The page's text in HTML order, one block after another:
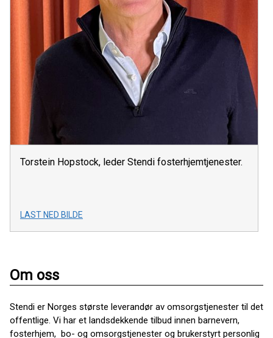
Torstein Hopstock, leder Stendi fosterhjemtjenester.
LAST NED BILDE
Om oss
Stendi er Norges største leverandør av omsorgstjenester til det
offentlige. Vi har et landsdekkende tilbud innen barnevern,
fosterhjem, bo- og omsorgstjenester og brukerstyrt personlig